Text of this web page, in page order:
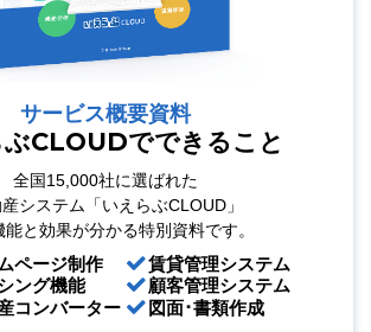
サービス概要資料
CLOUDでできること
全国15,000社に選ばれた
システム「いえらぶCLOUD」
能と効果が分かる特別資料です。
ページ制作
ング機能
コンバーター
賃貸管理システム
顧客管理システム
図面･書類作成